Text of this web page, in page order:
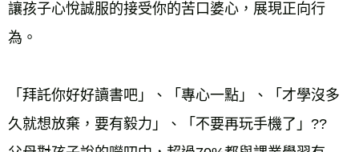
讓孩子心悅誠服的接受你的苦口婆心，展現正向行
為。
「拜託你好好讀書吧」、「專心一點」、「才學沒多
久就想放棄，要有毅力」、「不要再玩手機了」??